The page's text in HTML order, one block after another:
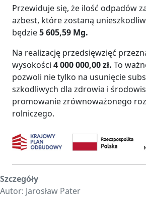
Przewiduje się, że ilość odpadów
azbest, które zostaną
będzie5 605,59 Mg.
Na realizację przedsięwzięć
wysokości 4 000 000,00 zł. To
pozwoli nie tylko na usunięcie
szkodliwych dla zdrowia i
promowanie zrównoważonego
rolniczego.
Szczegóły
Autor: Jarosław Pater